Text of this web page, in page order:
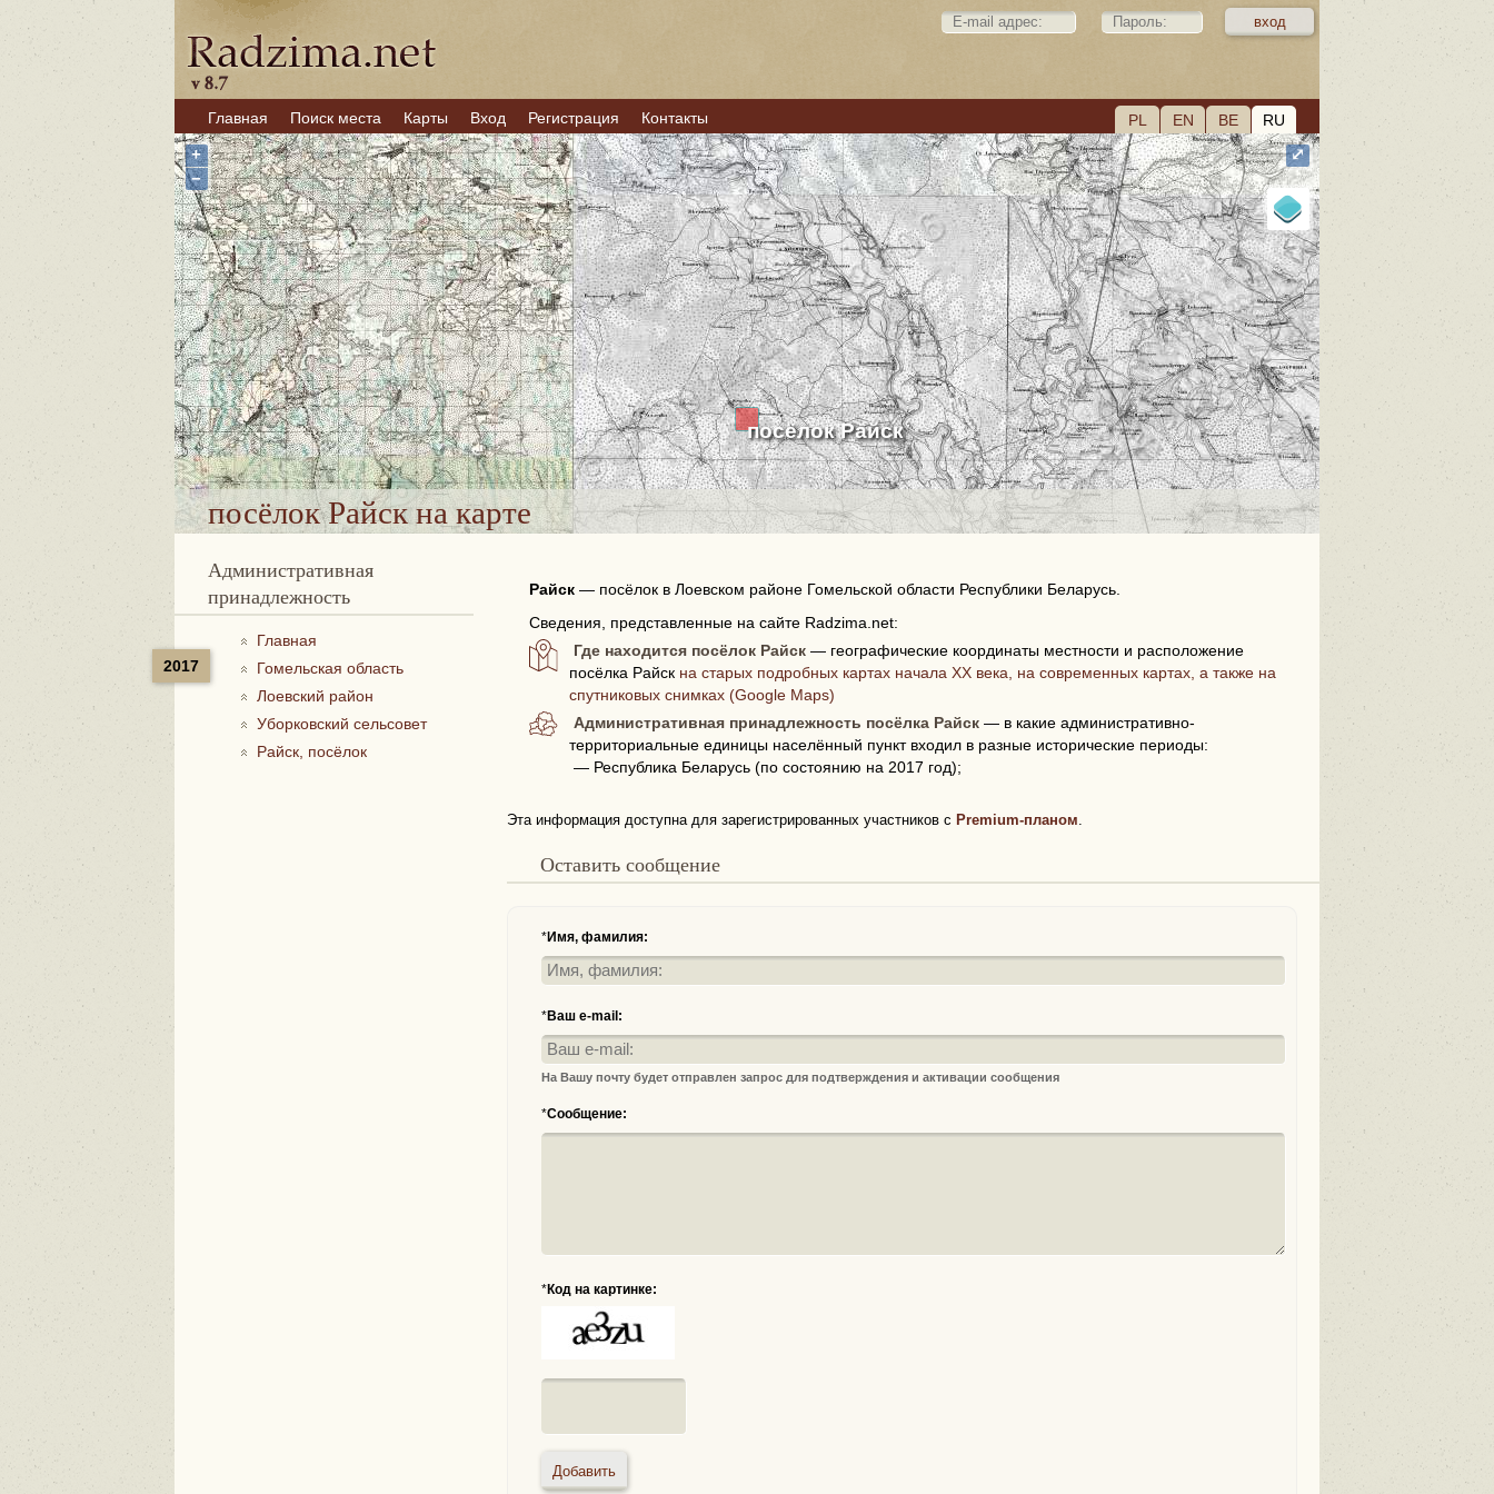
PL EN BE RU
Главная Поиск места Карты Вход Регистрация Контакты
посёлок Райск
+
−
⤢
посёлок Райскна карте
Административная
принадлежность
2017
Главная
Гомельская область
Лоевский район
Уборковский сельсовет
Райск, посёлок
Райск— посёлок в Лоевском районе Гомельской области Республики Беларусь.
Сведения, представленные на сайте Radzima.net:
Где находится посёлок Райск — географические координаты местности и расположение
посёлка Райск на старых подробных картах начала XX века, на современных картах, а также на
спутниковых снимках (Google Maps)
Административная принадлежность посёлка Райск — в какие административно-
территориальные единицы населённый пункт входил в разные исторические периоды:
— Республика Беларусь (по состоянию на 2017 год);
Эта информация доступна для зарегистрированных участников с Premium-планом.
Оставить сообщение
*Имя, фамилия:
*Ваш e-mail:
На Вашу почту будет отправлен запрос для подтверждения и активации сообщения
*Сообщение:
*Код на картинке: